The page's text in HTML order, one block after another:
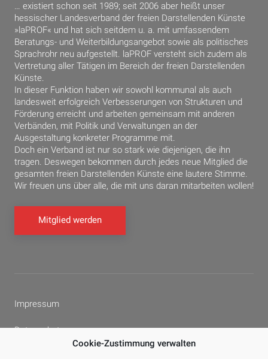
Cookie-Zustimmung verwalten
… existiert schon seit 1989; seit 2006 aber heißt unser
hessischer Landesverband der freien Darstellenden Künste
»laPROF« und hat sich seitdem u. a. mit umfassendem
Beratungs- und Weiterbildungsangebot sowie als politisches
Sprachrohr neu aufgestellt. laPROF versteht sich zudem als
Vertretung aller Tätigen im Bereich der freien Darstellenden
Künste.
In dieser Funktion haben wir sowohl kommunal als auch
landesweit erfolgreich Verbesserungen von Strukturen und
Förderung erreicht und arbeiten gemeinsam mit anderen
Verbänden, mit Politik und Verwaltungen an der
Ausgestaltung konkreter Programme mit.
Doch ein Verband ist nur so stark wie diejenigen, die ihn
tragen. Deswegen bekommen durch jedes neue Mitglied die
gesamten freien Darstellenden Künste eine lautere Stimme.
Wir freuen uns über alle, die mit uns daran mitarbeiten wollen!
Mitglied werden
Impressum
Datenschutz